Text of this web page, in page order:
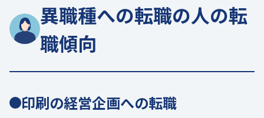
異職種への転職の人の転
職傾向
印刷の経営企画への転職